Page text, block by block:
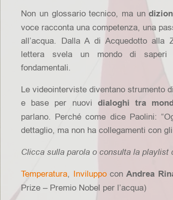
Non un glossario tecnico, ma un
voce racconta una competenza, una
all’acqua. Dalla A di Acquedotto alla
lettera svela un mondo di saperi
fondamentali.
Le videointerviste diventano strumento
e base per nuovi dialoghi tra
parlano. Perché come dice Paolini:
dettaglio, ma non ha collegamenti con
Clicca sulla parola o consulta la playlist
Temperatura, InviluppoconAndrea
Prize – Premio Nobel per l’acqua)